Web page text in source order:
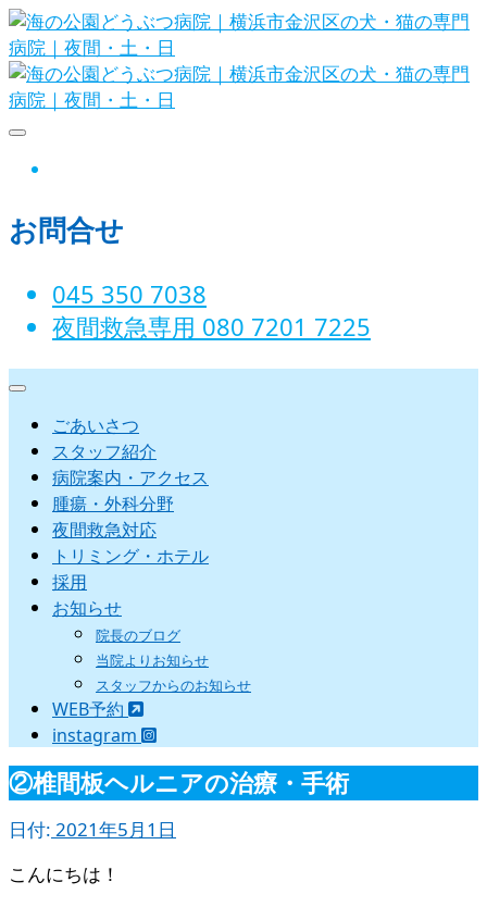
Skip
to
content
日
お問合せ
045 350 7038‬
夜間救急専用 080 7201 7225‬
ごあいさつ
スタッフ紹介
病院案内・アクセス
腫瘍・外科分野
夜間救急対応
トリミング・ホテル
採用
お知らせ
院長のブログ
当院よりお知らせ
スタッフからのお知らせ
WEB予約
instagram
②椎間板ヘルニアの治療・手術
日付: 2021年5月1日
こんにちは！